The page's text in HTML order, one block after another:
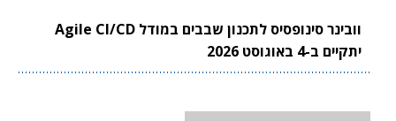
וובינר סינופסיס לתכנון שבבים במודל Agile CI/CD
יתקיים ב-4 באוגוסט 2026